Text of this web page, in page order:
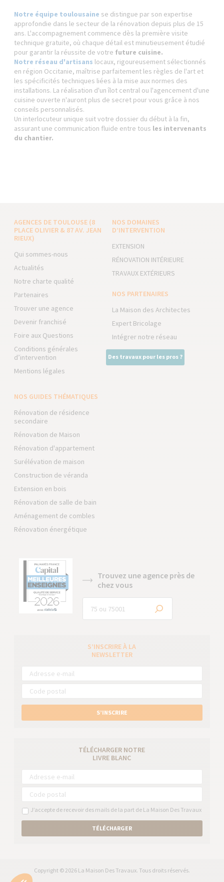
Notre équipe toulousaine se distingue par son expertise
approfondie dans le secteur de la rénovation depuis plus de 15
ans. L'accompagnement commence dès la première visite
technique gratuite, où chaque détail est minutieusement étudié
pour garantir la réussite de votre future cuisine.
Notre réseau d'artisans locaux, rigoureusement sélectionnés
en région Occitanie, maîtrise parfaitement les règles de l'art et
les spécificités techniques liées à la mise aux normes des
installations. La réalisation d'un îlot central ou l'agencement d'une
cuisine ouverte n'auront plus de secret pour vous grâce à nos
conseils personnalisés.
Un interlocuteur unique suit votre dossier du début à la fin,
assurant une communication fluide entre tous les intervenants
du chantier.
AGENCES DE TOULOUSE (8
PLACE OLIVIER & 87 AV. JEAN
RIEUX)
Qui sommes-nous
Actualités
Notre charte qualité
Partenaires
Trouver une agence
Devenir franchisé
Foire aux Questions
Conditions générales
d’intervention
Mentions légales
NOS DOMAINES
D’INTERVENTION
EXTENSION
RÉNOVATION INTÉRIEURE
TRAVAUX EXTÉRIEURS
NOS PARTENAIRES
La Maison des Architectes
Expert Bricolage
Intégrer notre réseau
Des travaux pour les pros ?
NOS GUIDES THÉMATIQUES
Rénovation de résidence
secondaire
Rénovation de Maison
Rénovation d'appartement
Surélévation de maison
Construction de véranda
Extension en bois
Rénovation de salle de bain
Aménagement de combles
Rénovation énergétique
Trouvez une agence près de
chez vous
S’INSCRIRE À LA
NEWSLETTER
S’INSCRIRE
TÉLÉCHARGER NOTRE
LIVRE BLANC
J’accepte de recevoir des mails de la part de La Maison Des Travaux
TÉLÉCHARGER
Copyright © 2026 La Maison Des Travaux. Tous droits réservés.